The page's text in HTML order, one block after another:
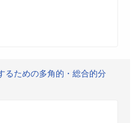
るための多角的・総合的分